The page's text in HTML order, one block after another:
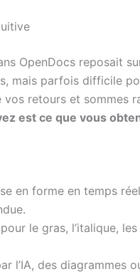
OpenDocs reposait
mais parfois difficile
retours et sommes
est ce que vous
en forme en temps
le gras, l’italique,
l’IA, des diagrammes